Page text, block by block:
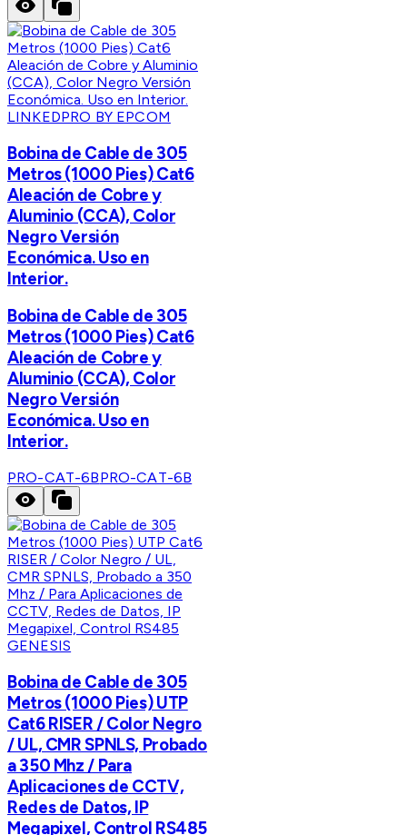
LINKEDPRO BY EPCOM
Bobina de Cable de 305
Metros (1000 Pies) Cat6
Aleación de Cobre y
Aluminio (CCA), Color
Negro Versión
Económica. Uso en
Interior.
Bobina de Cable de 305
Metros (1000 Pies) Cat6
Aleación de Cobre y
Aluminio (CCA), Color
Negro Versión
Económica. Uso en
Interior.
PRO-CAT-6BPRO-CAT-6B
GENESIS
Bobina de Cable de 305
Metros (1000 Pies) UTP
Cat6 RISER / Color Negro
/ UL, CMR SPNLS, Probado
a 350 Mhz / Para
Aplicaciones de CCTV,
Redes de Datos, IP
Megapixel, Control RS485